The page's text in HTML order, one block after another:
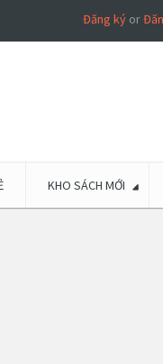
Đăng kýor
KHO SÁCH MỚI